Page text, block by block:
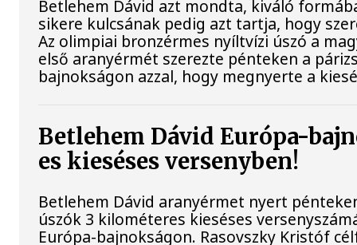
Betlehem Dávid azt mondta, kiváló
sikere kulcsának pedig azt tartja, hogy
Az olimpiai bronzérmes nyíltvízi úszó a
első aranyérmét szerezte pénteken a
bajnokságon azzal, hogy megnyerte a
Betlehem Dávid Európa-
es kieséses versenyben!
Betlehem Dávid aranyérmet nyert
úszók 3 kilométeres kieséses
Európa-bajnokságon. Rasovszky Kristóf